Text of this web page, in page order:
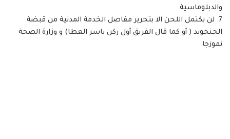
والدبلوماسية.
7. لن يكتمل اللحن الا بتحرير مفاصل الخدمة المدنية من قبضة
الجنجويد ( أو كما قال الفريق أول ركن ياسر العطا) و وزارة الصحة
نموزجا